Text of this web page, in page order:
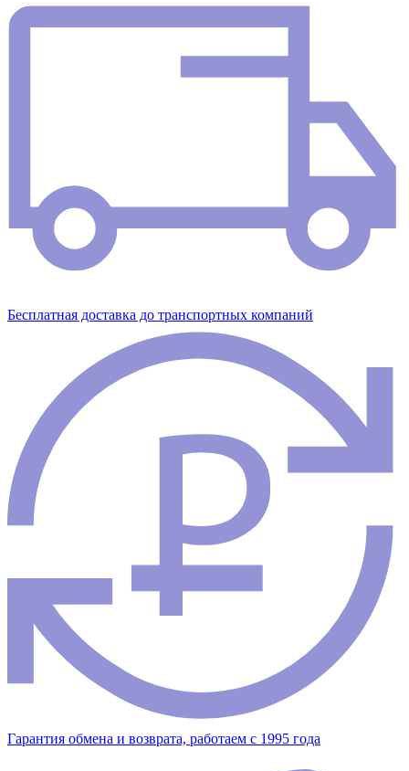
Бесплатная доставка до транспортных компаний
Гарантия обмена и возврата, работаем с 1995 года